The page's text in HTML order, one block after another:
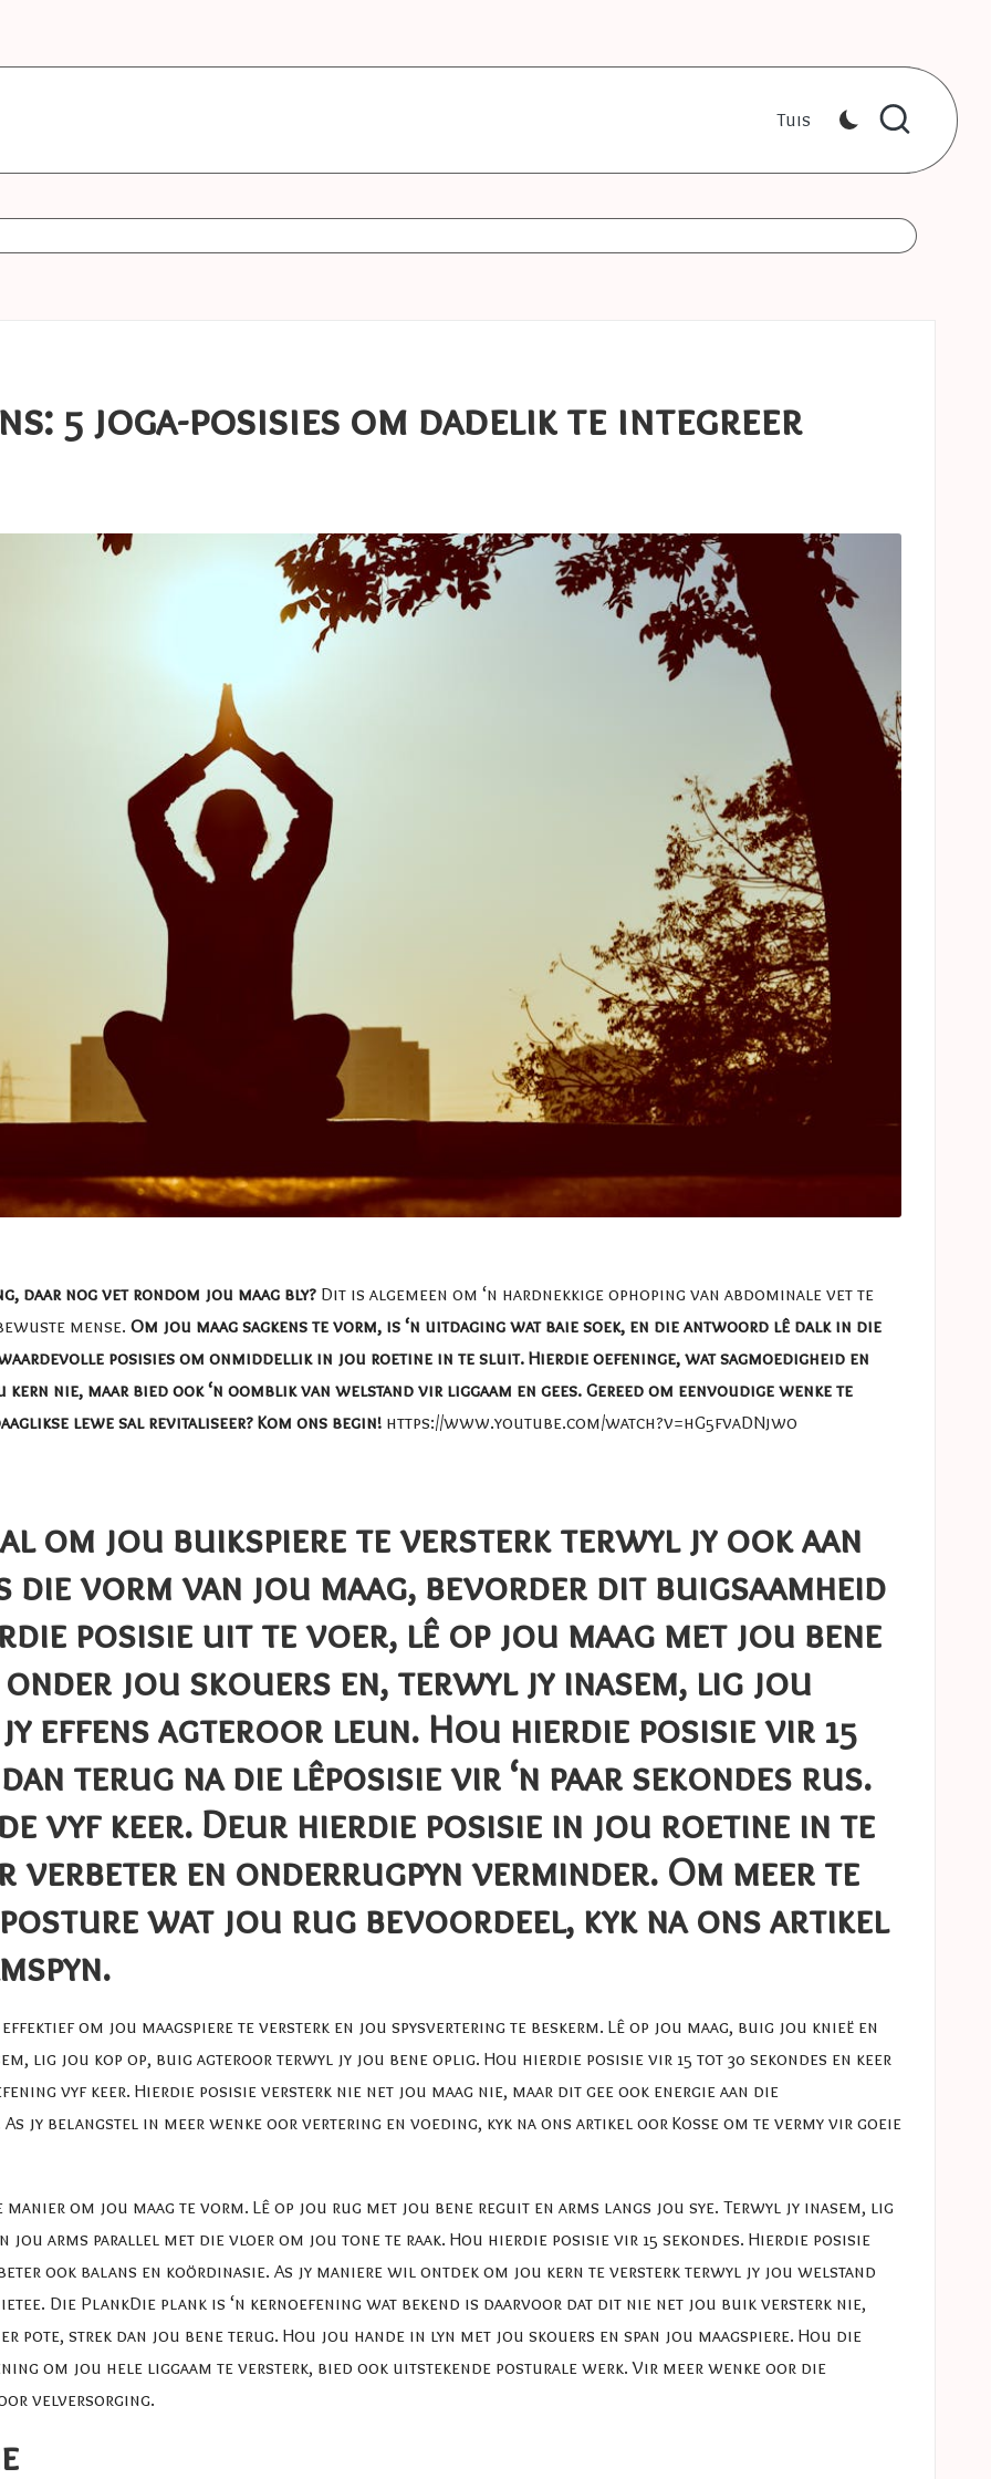
Tuis
5 joga-posisies om dadelik te integreer
daar nog vet rondom jou maag bly? Dit is algemeen om ‘n hardnekkige ophoping van abdominale vet te
mense. Om jou maag sagkens te vorm, is ‘n uitdaging wat baie soek, en die antwoord lê dalk in die
posisies om onmiddellik in jou roetine in te sluit. Hierdie oefeninge, wat sagmoedigheid en
nie, maar bied ook ‘n oomblik van welstand vir liggaam en gees. Gereed om eenvoudige wenke te
lewe sal revitaliseer? Kom ons begin! https://www.youtube.com/watch?v=hG5fvaDNjwo
om jou buikspiere te versterk terwyl jy ook aan
die vorm van jou maag, bevorder dit buigsaamheid
posisie uit te voer, lê op jou maag met jou bene
jou skouers en, terwyl jy inasem, lig jou
effens agteroor leun. Hou hierdie posisie vir 15
terug na die lêposisie vir ‘n paar sekondes rus.
vyf keer. Deur hierdie posisie in jou roetine in te
en onderrugpyn verminder. Om meer te
wat jou rug bevoordeel, kyk na ons artikel
om jou maagspiere te versterk en jou spysvertering te beskerm. Lê op jou maag, buig jou knieë en
lig jou kop op, buig agteroor terwyl jy jou bene oplig. Hou hierdie posisie vir 15 tot 30 sekondes en keer
vyf keer. Hierdie posisie versterk nie net jou maag nie, maar dit gee ook energie aan die
jy belangstel in meer wenke oor vertering en voeding, kyk na ons artikel oor Kosse om te vermy vir goeie
om jou maag te vorm. Lê op jou rug met jou bene reguit en arms langs jou sye. Terwyl jy inasem, lig
arms parallel met die vloer om jou tone te raak. Hou hierdie posisie vir 15 sekondes. Hierdie posisie
ook balans en koördinasie. As jy maniere wil ontdek om jou kern te versterk terwyl jy jou welstand
Die PlankDie plank is ‘n kernoefening wat bekend is daarvoor dat dit nie net jou buik versterk nie,
pote, strek dan jou bene terug. Hou jou hande in lyn met jou skouers en span jou maagspiere. Hou die
om jou hele liggaam te versterk, bied ook uitstekende posturale werk. Vir meer wenke oor die
velversorging.